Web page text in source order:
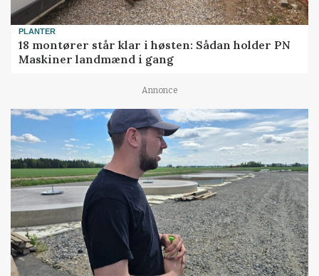
PLANTER
18 montører står klar i høsten: Sådan holder PN
Maskiner landmænd i gang
Annonce